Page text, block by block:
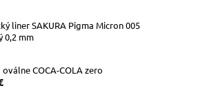
liner SAKURA Pigma Micron 005
0,2 mm
oválne COCA-COLA zero